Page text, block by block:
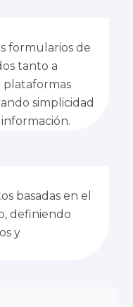
formularios de
tanto a
plataformas
simplicidad
basadas en el
definiendo
y